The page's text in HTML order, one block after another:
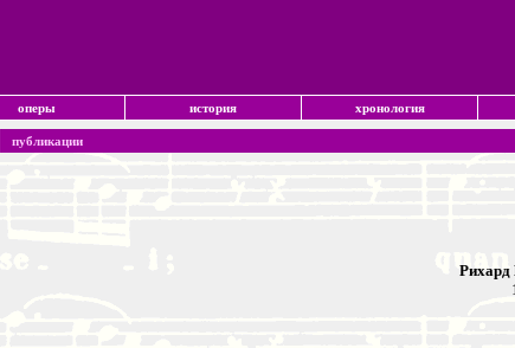
оперы история хронология
публикации
Рихард